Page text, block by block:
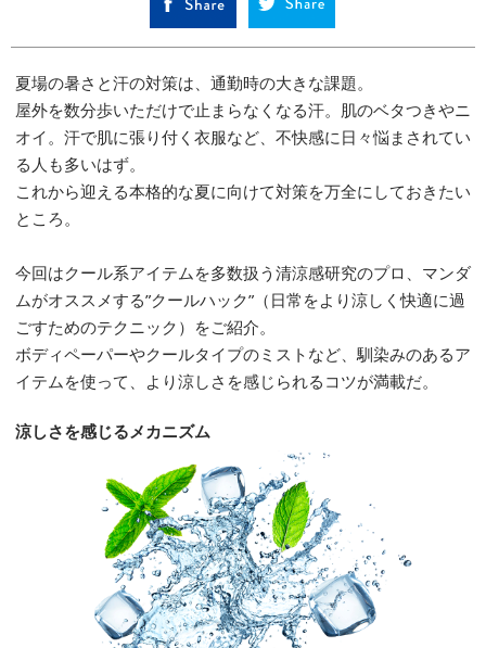
夏場の暑さと汗の対策は、通勤時の大きな課題。
屋外を数分歩いただけで止まらなくなる汗。肌のベタつきやニ
オイ。汗で肌に張り付く衣服など、不快感に日々悩まされてい
る人も多いはず。
これから迎える本格的な夏に向けて対策を万全にしておきたい
ところ。
今回はクール系アイテムを多数扱う清涼感研究のプロ、マンダ
ムがオススメする”クールハック”（日常をより涼しく快適に過
ごすためのテクニック）をご紹介。
ボディペーパーやクールタイプのミストなど、馴染みのあるア
イテムを使って、より涼しさを感じられるコツが満載だ。
涼しさを感じるメカニズム